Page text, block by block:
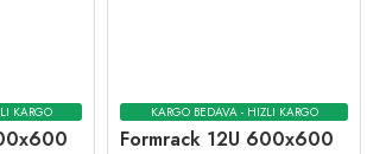
KARGO KARGO BEDAVA - HIZLI KARGO
Formrack 12U 600x600